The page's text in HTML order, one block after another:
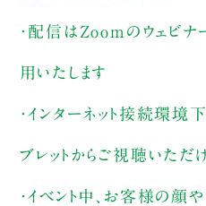
・配信はZoomのウェビナ
用いたします
・インターネット接続環境
ブレットからご視聴いただ
・イベント中、お客様の顔